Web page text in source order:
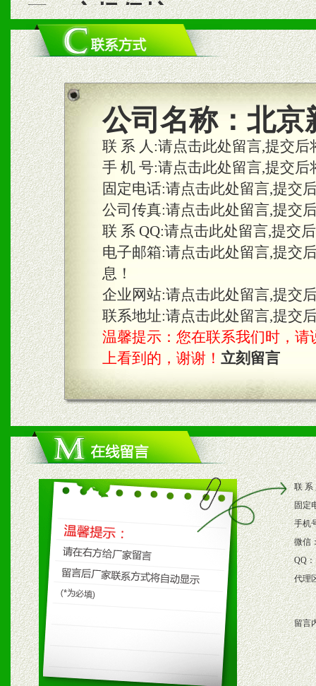
二、市场保护
1、统一市场价格；建立全
商利润。
2、区域独家经营；建立区
合作关系。
三、物料及媒体
1、免费提供体验及宣传彩
2、不定期在各大知名网站
知名度和影响力。
3、根据地方实际情况提供
具。
四、市场操作及支持
1、根据区域市场协助制定
2、根据具体情况公司给予
3、根据市场需要，派驻区
保产品顺利销售。
4、根据市场情况公司给予
购支持。
五、退换货制度
公司名称： 北京
联 系 人:请点击此处留言,提交
手 机 号:请点击此处留言,提交
固定电话:请点击此处留言,提交
公司传真:请点击此处留言,提交
联 系 QQ:请点击此处留言,提交
电子邮箱:请点击此处留言,提交
息！
企业网站:请点击此处留言,提交
联系地址:请点击此处留言,提交
温馨提示：您在联系我们时，请
上看到的，谢谢！ 立刻留言
联 系
固定
手机
微信
QQ：
代理
留言